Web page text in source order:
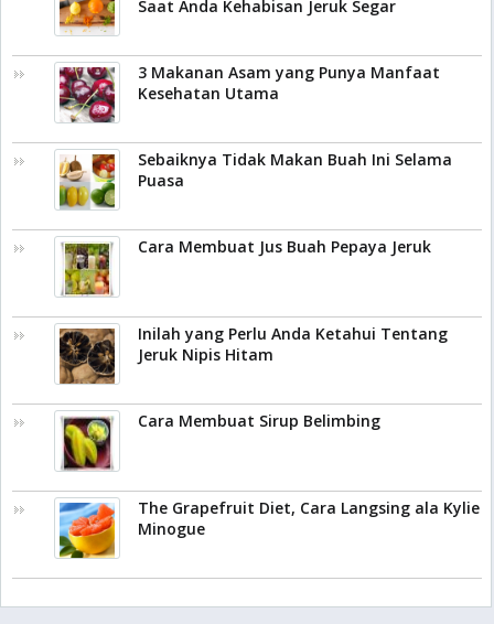
Saat Anda Kehabisan Jeruk Segar
3 Makanan Asam yang Punya Manfaat
Kesehatan Utama
Sebaiknya Tidak Makan Buah Ini Selama
Puasa
Cara Membuat Jus Buah Pepaya Jeruk
Inilah yang Perlu Anda Ketahui Tentang
Jeruk Nipis Hitam
Cara Membuat Sirup Belimbing
The Grapefruit Diet, Cara Langsing ala Kylie
Minogue